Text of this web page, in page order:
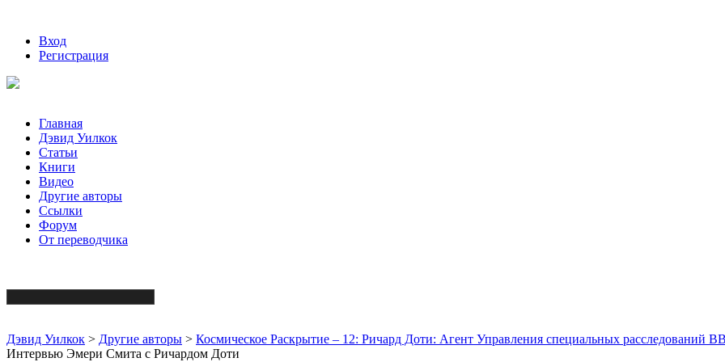
Вход
Регистрация
Главная
Дэвид Уилкок
Статьи
Книги
Видео
Другие авторы
Ссылки
Форум
От переводчика
Дэвид Уилкок > Другие авторы > Космическое Раскрытие – 12: Ричард Доти: Агент Управления специальных расследований
Интервью Эмери Смита с Ричардом Доти